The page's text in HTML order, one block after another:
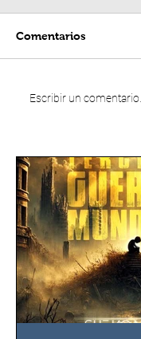
Comentarios
Escribir un comentario...